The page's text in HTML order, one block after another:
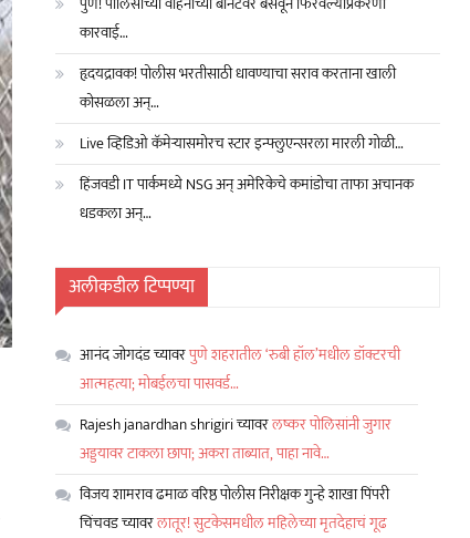
कारवाई…
हृदयद्रावक! पोलीस भरतीसाठी धावण्याचा सराव करताना खाली
कोसळला अन्…
Live व्हिडिओ कॅमेऱ्यासमोरच स्टार इन्फ्लुएन्सरला मारली गोळी…
हिंजवडी IT पार्कमध्ये NSG अन् अमेरिकेचे कमांडोचा ताफा अचानक
धडकला अन्…
अलीकडील टिप्पण्या
आनंद जोगदंडच्यावरपुणे शहरातील ‘रुबी हॉल’मधील डॉक्टरची
आत्महत्या; मोबईलचा पासवर्ड…
Rajesh janardhan shrigiriच्यावरलष्कर पोलिसांनी जुगार
अड्डयावर टाकला छापा; अकरा ताब्यात, पाहा नावे…
विजय शामराव ढमाळ वरिष्ठ पोलीस निरीक्षक गुन्हे शाखा पिंपरी
चिंचवडच्यावरलातूर! सुटकेसमधील महिलेच्या मृतदेहाचं गूढ